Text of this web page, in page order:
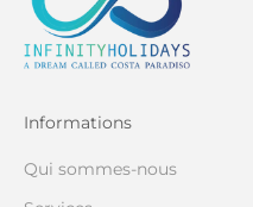
Informations
Qui sommes-nous